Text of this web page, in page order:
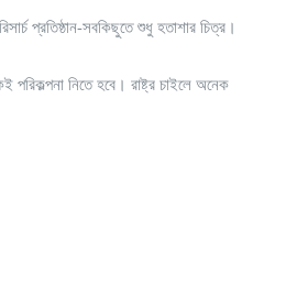
প্রতিষ্ঠান-সবকিছুতে শুধু হতাশার চিত্র।
পরিকল্পনা নিতে হবে। রাষ্ট্র চাইলে অনেক